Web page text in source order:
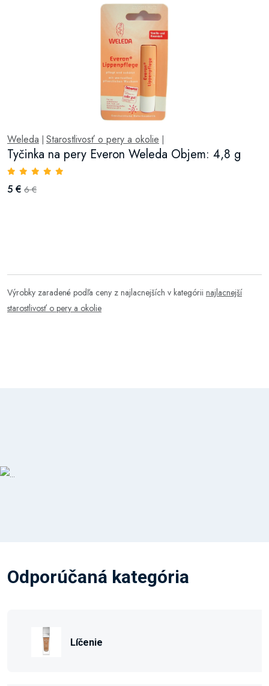
Weleda Starostlivosť o pery a okolie
Tyčinka na pery Everon Weleda Objem: 4,8 g
5 € 6 €
Výrobky zaradené podľa ceny z najlacnejších v kategórii najlacnejší
starostlivosť o pery a okolie
Odporúčaná kategória
Líčenie